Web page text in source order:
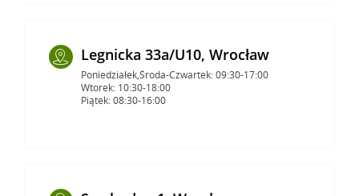
Legnicka 33a/U10, Wrocław
Poniedziałek,Środa-Czwartek: 09:30-17:00
Wtorek: 10:30-18:00
Piątek: 08:30-16:00